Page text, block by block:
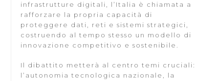
infrastrutture digitali, l’Italia è chiamata a
rafforzare la propria capacità di
proteggere dati, reti e sistemi strategici,
costruendo al tempo stesso un modello di
innovazione competitivo e sostenibile.
Il dibattito metterà al centro temi cruciali:
l’autonomia tecnologica nazionale, la